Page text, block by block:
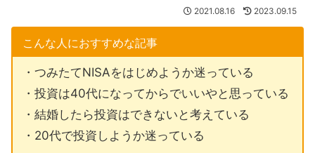
2021.08.16 2023.09.15
こんな人におすすめな記事
・つみたてNISAをはじめようか迷っている
・投資は40代になってからでいいやと思っている
・結婚したら投資はできないと考えている
・20代で投資しようか迷っている